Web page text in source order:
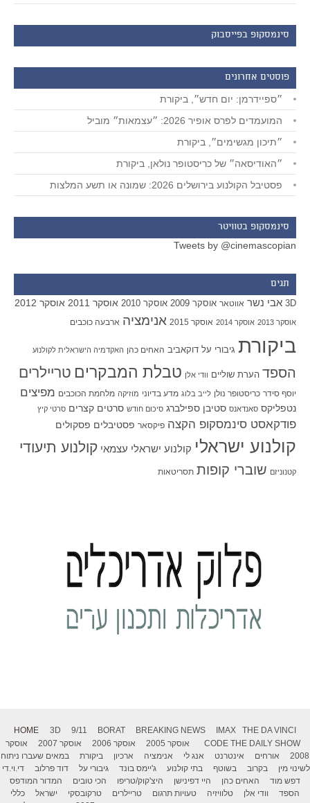
סינמסקופ בפייסבוק
פוסטים אחרונים
״ספיידרמן: יום חדש״, ביקורת
המועמדים לפרס אופיר 2026: ״עצמאות״ מוביל
״תיכון מגשימים״, ביקורת
״האודיסאה״ של כריסטופר נולאן, ביקורת
פסטיבל הקולנוע בירושלים 2026: שמונה או תשע המלצות
סינמסקופ בטוויטר
Tweets by @cinemascopian
תגים
3D אבי נשר אווטאר אוסקר 2009 אוסקר 2010 אוסקר 2011 אוסקר 2012
אוסקר 2013 אוסקר 2014 אוסקר 2015 אנימציה ארבעה כוכבים
ביקורת גיבורי על דוקאביב האחים כהן האקדמיה הישראלית לקולנוע
הספד הערת שוליים וודי אלן טבלת המבקרים טריילרים
יוסף סידר כריסטופר נולן לייב בלוג מדע בדיוני מוזיקה מלחמת הכוכבים מפיצים
נטפליקס סאנדאנס סטיבן ספילברג סיכום חודש סרטים קצרים סרטי קיץ
פודקאסט סינמסקופ הקצה פיקסאר פסטיבלים פסקולים
קולנוע ישראלי קולנוע ישראלי עצמאי קולנוע תיעודי
קטנוניזם שוברי קופות תסריטאות
HOME 3D 9/11 BORAT BREAKING NEWS IMAX
THE DA VINCI
CODE THE DAILY SHOW אוסקר 2005 אוסקר 2006 אוסקר 2007
אוסקר
2008
אורחים אינטרנט אנג לי אנימציה ארכיון ביקורת
במאים שעברו ניתוח
לשינוי מין
בקרוב בשוטף בתי קולנוע ג'יימס בונד גיבורי על דוד פרלוב
די.וי.די
דפש מוד
האחים כהן היי דפינישן היצ'קוק/טריפו הכי טובים
המדור המודפס
הספד
וודי אלן טלוויזיה טעויות תרגום טריילרים טרקובסקי ישראל
כללי